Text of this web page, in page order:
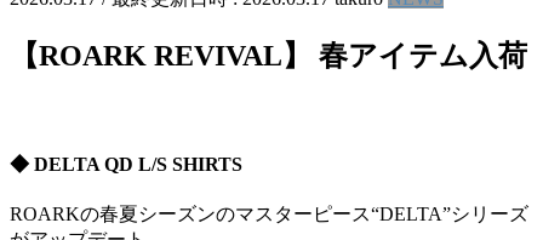
【ROARK REVIVAL】 春アイテム入荷
◆ DELTA QD L/S SHIRTS
ROARKの春夏シーズンのマスターピース“DELTA”シリーズ